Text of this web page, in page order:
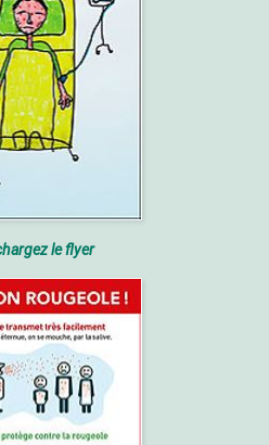
le flyer